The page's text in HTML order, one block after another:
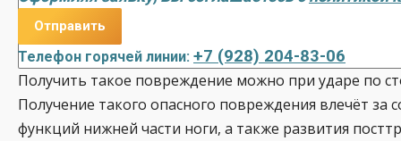
Телефон горячей линии: +7 (928) 204-83-06
Получить такое повреждение можно при ударе по
Получение такого опасного повреждения влечёт
функций нижней части ноги, а также развития